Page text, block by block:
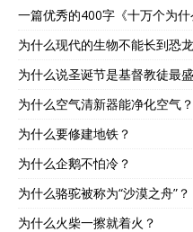
一篇优秀的400字《十万个为
为什么现代的生物不能长到恐
为什么说圣诞节是基督教徒最
为什么空气清新器能净化空气？
为什么要修建地铁？
为什么企鹅不怕冷？
为什么骆驼被称为“沙漠之舟”？
为什么火柴一擦就着火？